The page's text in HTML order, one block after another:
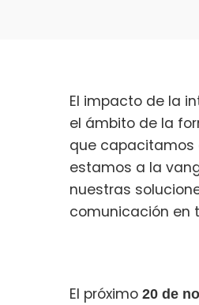
El impacto de la
el ámbito de la
que capacitamos
estamos a la
nuestras
comunicación en
El próximo 20 de